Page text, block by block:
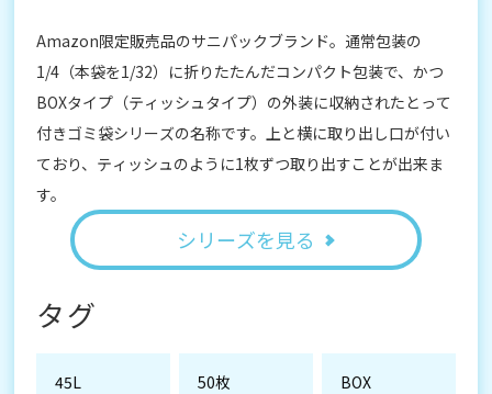
Amazon限定販売品のサニパックブランド。通常包装の
1/4（本袋を1/32）に折りたたんだコンパクト包装で、かつ
BOXタイプ（ティッシュタイプ）の外装に収納されたとって
付きゴミ袋シリーズの名称です。上と横に取り出し口が付い
ており、ティッシュのように1枚ずつ取り出すことが出来ま
す。
シリーズを見る
タグ
45L 50枚 BOX